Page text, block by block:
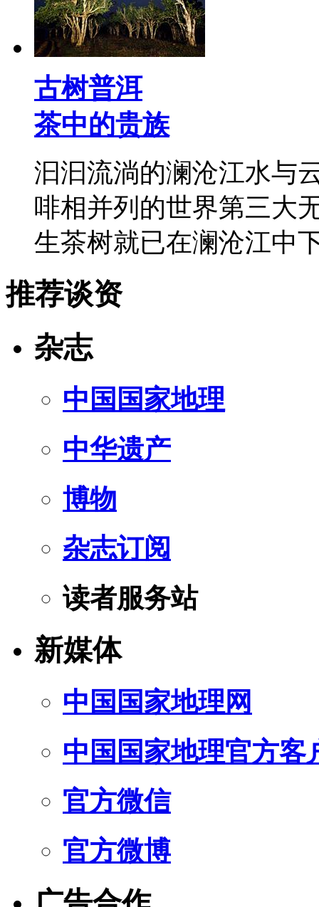
古树普洱
茶中的贵族
汩汩流淌的澜沧江水与
啡相并列的世界第三
生茶树就已在澜沧江
推荐谈资
杂志
中国国家地理
中华遗产
博物
杂志订阅
读者服务站
新媒体
中国国家地理网
中国国家地理官方客
官方微信
官方微博